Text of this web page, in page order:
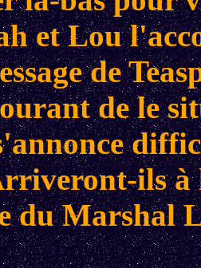
et Lou
de
de le
ils
du Marshal